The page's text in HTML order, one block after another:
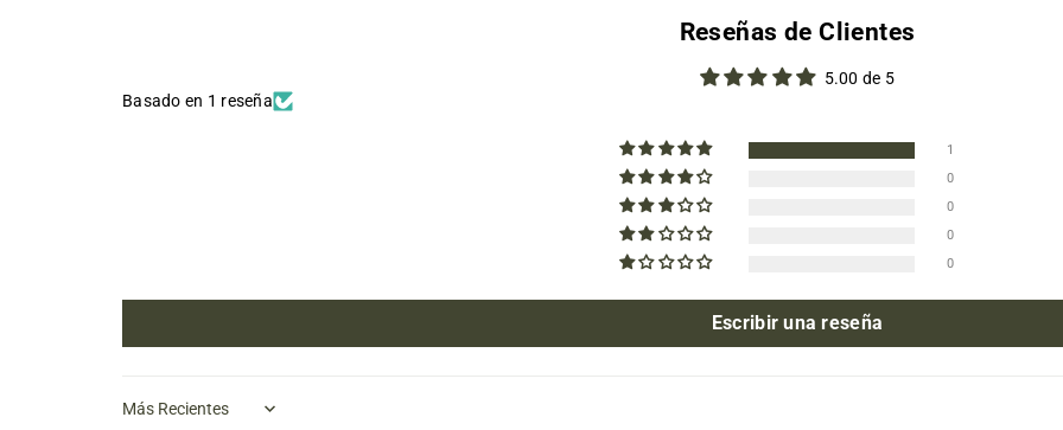
Reseñas de Clientes
5.00 de 5
Basado en 1 reseña
1
0
0
0
0
Escribir una reseña
Sort by